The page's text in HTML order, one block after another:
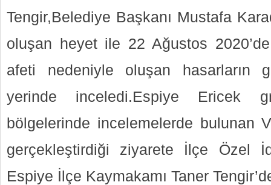
Tengir,Belediye Başkanı Mustafa
oluşan heyet ile 22 Ağustos
afeti nedeniyle oluşan hasarların
yerinde inceledi.Espiye Ericek
bölgelerinde incelemelerde bulunan
gerçekleştirdiği ziyarete İlçe Özel
Espiye İlçe Kaymakamı Taner